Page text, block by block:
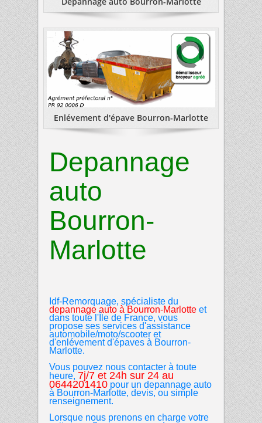
Enlévement d'épave Bourron-Marlotte
Depannage
auto
Bourron-
Marlotte
Idf-Remorquage, spécialiste du
depannage auto àBourron-Marlotte et
dans toute l'Île de France, vous
propose ses services d'assistance
automobile/moto/scooter et
d'enlévement d'épaves à Bourron-
Marlotte.
Vous pouvez nous contacter à toute
heure, 7j/7 et 24h sur 24 au
0644201410 pour un depannage auto
à Bourron-Marlotte, devis, ou simple
renseignement.
Lorsque nous prenons en charge votre